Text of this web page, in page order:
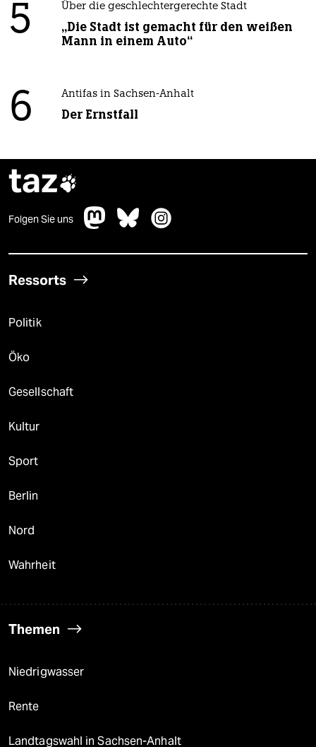
5 Über die geschlechtergerechte Stadt
„Die Stadt ist gemacht für den weißen
Mann in einem Auto“
6 Antifas in Sachsen-Anhalt
Der Ernstfall
taz
Folgen Sie uns
Ressorts
Politik
Öko
Gesellschaft
Kultur
Sport
Berlin
Nord
Wahrheit
Themen
Niedrigwasser
Rente
Landtagswahl in Sachsen-Anhalt